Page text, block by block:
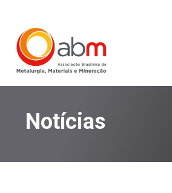
Notícias